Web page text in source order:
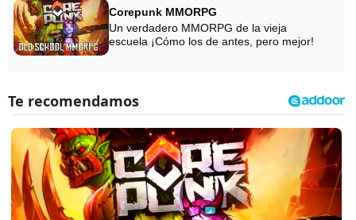
Corepunk MMORPG
Un verdadero MMORPG de la vieja
escuela ¡Cómo los de antes, pero mejor!